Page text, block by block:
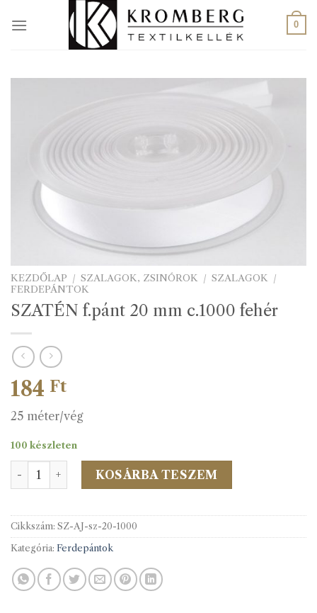
0
KEZDŐLAP / SZALAGOK, ZSINÓROK / SZALAGOK /
FERDEPÁNTOK
SZATÉN f.pánt 20 mm c.1000 fehér
184 Ft
25 méter/vég
100 készleten
SZATÉN f.pánt 20 mm c.1000 fehér mennyiség
KOSÁRBA TESZEM
Cikkszám: SZ-AJ-sz-20-1000
Kategória: Ferdepántok